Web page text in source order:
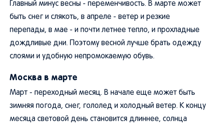
Главный минус весны - переменчивость. В марте может
быть снег и слякоть, в апреле - ветер и резкие
перепады, в мае - и почти летнее тепло, и прохладные
дождливые дни. Поэтому весной лучше брать одежду
слоями и удобную непромокаемую обувь.
Москва в марте
Март - переходный месяц. В начале еще может быть
зимняя погода, снег, гололед и холодный ветер. К концу
месяца световой день становится длиннее, солнца